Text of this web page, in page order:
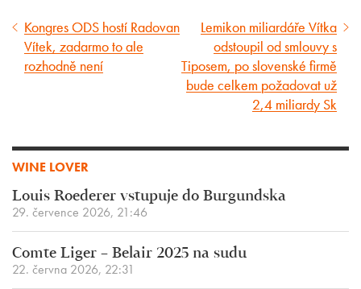
Předcházející
článek
Kongres ODS hostí Radovan
Vítek, zadarmo to ale
rozhodně není
Následující
článek
Lemikon miliardáře Vítka
odstoupil od smlouvy s
Tiposem, po slovenské firmě
bude celkem požadovat už
2,4 miliardy Sk
WINE LOVER
Louis Roederer vstupuje do Burgundska
29. července 2026, 21:46
Comte Liger – Belair 2025 na sudu
22. června 2026, 22:31